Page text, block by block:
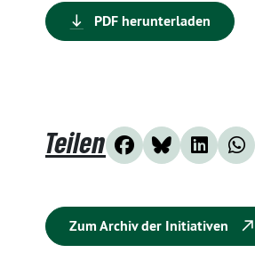
PDF herunterladen
Teilen
Zum Archiv der Initiativen